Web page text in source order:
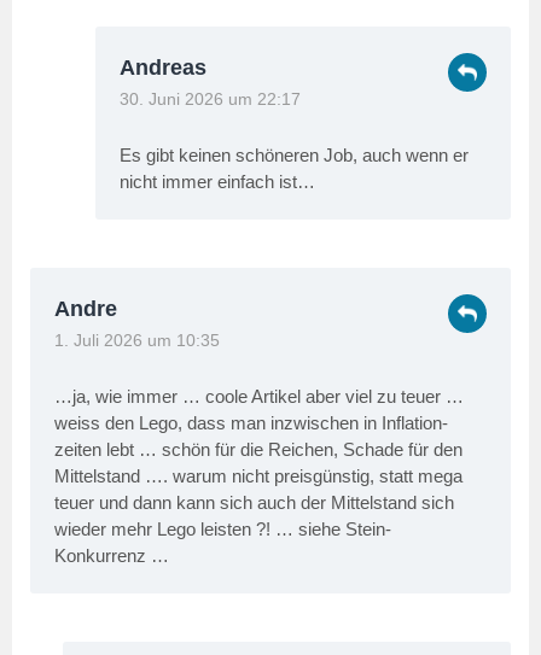
Andreas
30. Juni 2026 um 22:17
Es gibt keinen schöneren Job, auch wenn er
nicht immer einfach ist…
Andre
1. Juli 2026 um 10:35
…ja, wie immer … coole Artikel aber viel zu teuer …
weiss den Lego, dass man inzwischen in Inflation-
zeiten lebt … schön für die Reichen, Schade für den
Mittelstand …. warum nicht preisgünstig, statt mega
teuer und dann kann sich auch der Mittelstand sich
wieder mehr Lego leisten ?! … siehe Stein-
Konkurrenz …